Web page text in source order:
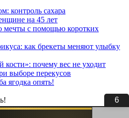
6
контроль сахара
на 45 лет
мечты с помощью коротких
как брекеты меняют улыбку
почему вес не уходит
выборе перекусов
ягодка опять!